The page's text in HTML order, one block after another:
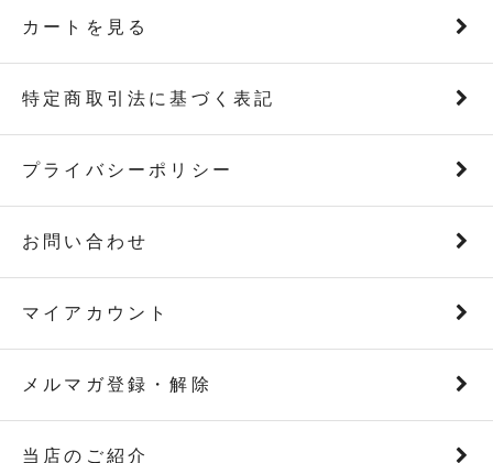
カートを見る
特定商取引法に基づく表記
プライバシーポリシー
お問い合わせ
マイアカウント
メルマガ登録・解除
当店のご紹介